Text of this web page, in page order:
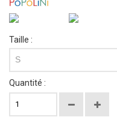
Taille :
S
Quantité :